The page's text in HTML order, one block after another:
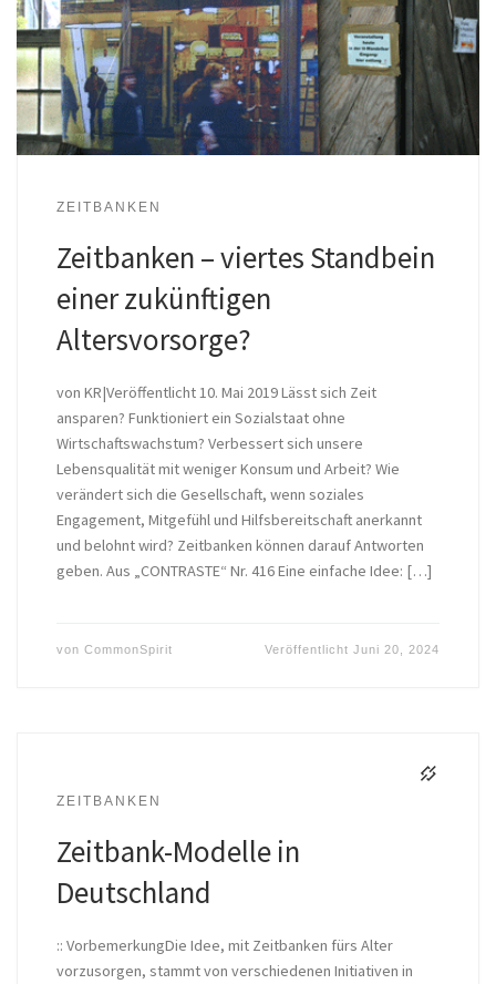
ZEITBANKEN
Zeitbanken – viertes Standbein
einer zukünftigen
Altersvorsorge?
von KR|Veröffentlicht 10. Mai 2019 Lässt sich Zeit
ansparen? Funktioniert ein Sozialstaat ohne
Wirtschaftswachstum? Verbessert sich unsere
Lebensqualität mit weniger Konsum und Arbeit? Wie
verändert sich die Gesellschaft, wenn soziales
Engagement, Mitgefühl und Hilfsbereitschaft anerkannt
und belohnt wird? Zeitbanken können darauf Antworten
geben. Aus „CONTRASTE“ Nr. 416 Eine einfache Idee: […]
von CommonSpirit VeröffentlichtJuni 20, 2024
ZEITBANKEN
Zeitbank-Modelle in
Deutschland
:: VorbemerkungDie Idee, mit Zeitbanken fürs Alter
vorzusorgen, stammt von verschiedenen Initiativen in